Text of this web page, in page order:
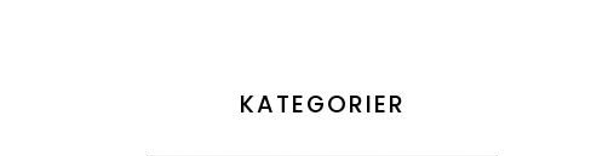
KATEGORIER